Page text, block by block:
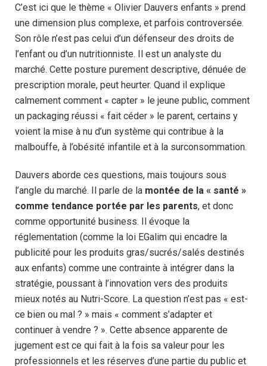
C’est ici que le thème « Olivier Dauvers enfants » prend
une dimension plus complexe, et parfois controversée.
Son rôle n’est pas celui d’un défenseur des droits de
l’enfant ou d’un nutritionniste. Il est un analyste du
marché. Cette posture purement descriptive, dénuée de
prescription morale, peut heurter. Quand il explique
calmement comment « capter » le jeune public, comment
un packaging réussi « fait céder » le parent, certains y
voient la mise à nu d’un système qui contribue à la
malbouffe, à l’obésité infantile et à la surconsommation.
Dauvers aborde ces questions, mais toujours sous
l’angle du marché. Il parle de la montée de la « santé »
comme tendance portée par les parents, et donc
comme opportunité business. Il évoque la
réglementation (comme la loi EGalim qui encadre la
publicité pour les produits gras/sucrés/salés destinés
aux enfants) comme une contrainte à intégrer dans la
stratégie, poussant à l’innovation vers des produits
mieux notés au Nutri-Score. La question n’est pas « est-
ce bien ou mal ? » mais « comment s’adapter et
continuer à vendre ? ». Cette absence apparente de
jugement est ce qui fait à la fois sa valeur pour les
professionnels et les réserves d’une partie du public et